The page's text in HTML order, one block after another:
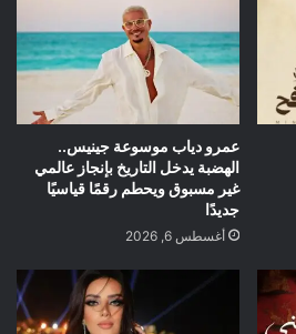
عمرو دياب موسوعة جينيس..
الهضبة يدخل التاريخ بإنجاز عالمي
غير مسبوق ويحطم رقمًا قياسيًا
جديدًا
أغسطس 6, 2026